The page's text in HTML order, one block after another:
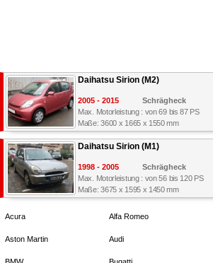
Daihatsu Sirion (M2)
2005 - 2015
Schrägheck
Max. Motorleistung : von 69 bis 87 PS
Maße: 3600 x 1665 x 1550 mm
Daihatsu Sirion (M1)
1998 - 2005
Schrägheck
Max. Motorleistung : von 56 bis 120 PS
Maße: 3675 x 1595 x 1450 mm
Acura Alfa Romeo
Aston Martin Audi